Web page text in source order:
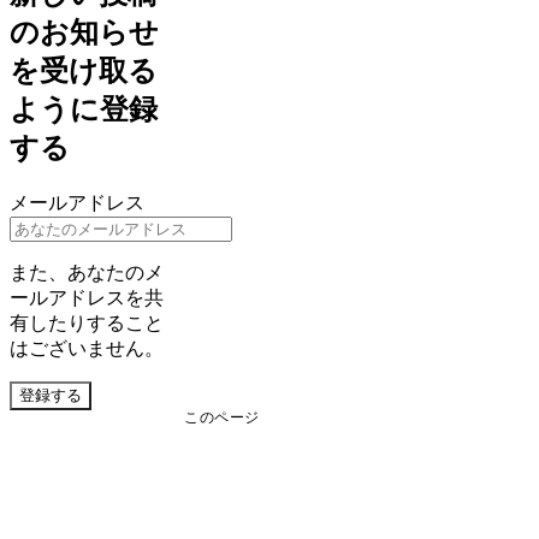
このページ
のお知らせ
を受け取る
ように登録
する
メールアドレス
また、あなたのメ
ールアドレスを共
有したりすること
はございません。
登録する